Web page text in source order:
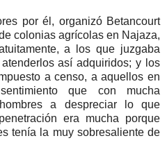
por él, organizó Betancourt
colonias agrícolas en Najaza,
a los que juzgaba
así adquiridos; y los
a censo, a aquellos en
que con mucha
a despreciar lo que
era mucha porque
tenía la muy sobresaliente de